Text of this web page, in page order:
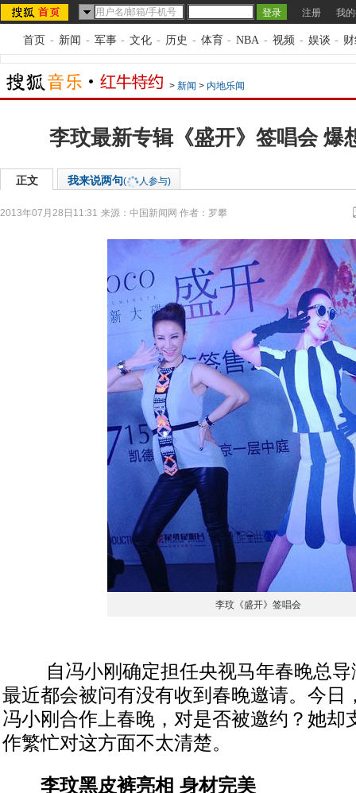
注册 我
首页 - 新闻 - 军事 - 文化 - 历史 - 体育 - NBA - 视频 - 娱谈 -
> 新闻 > 内地乐闻
李玟最新专辑《盛开》签唱会 爆
正文 我来说两句( 人参与)
2013年07月28日11:31 来源： 中国新闻网 作者：罗攀
李玟《盛开》签唱会
自冯小刚确定担任央视马年春晚总导
最近都会被问有没有收到春晚邀请。今日
冯小刚合作上春晚，对是否被邀约？她却
作繁忙对这方面不太清楚。
李玟黑皮裤亮相 身材完美